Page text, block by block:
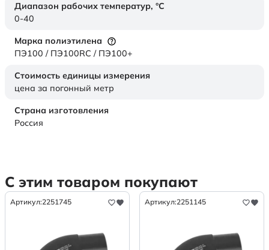
Диапазон рабочих температур, °C
0-40
Марка полиэтилена
ПЭ100 / ПЭ100RC / ПЭ100+
Стоимость единицы измерения
цена за погонный метр
Страна изготовления
Россия
С этим товаром покупают
Артикул:2251745 Артикул:2251145